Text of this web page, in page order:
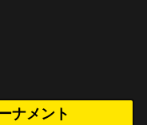
ナメント